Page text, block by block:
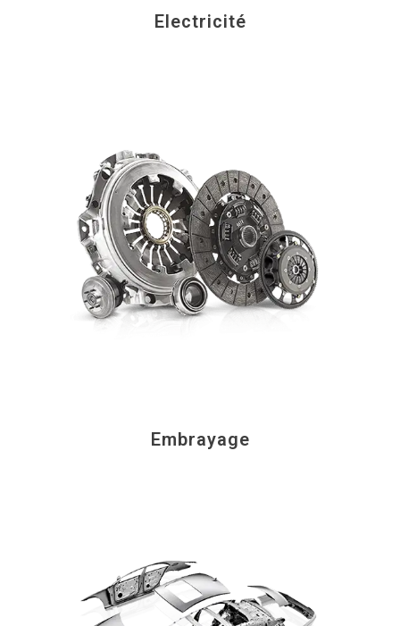
Electricité
Embrayage